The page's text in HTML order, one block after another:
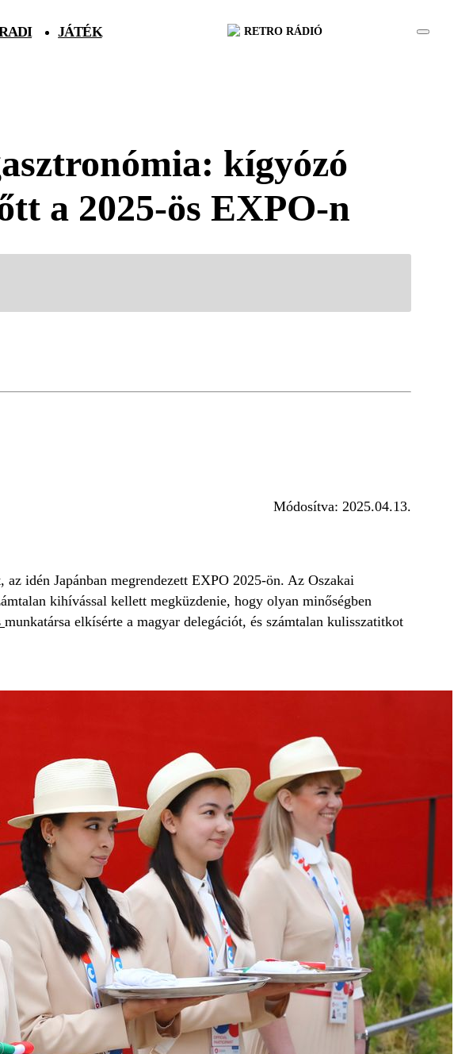
JÁTÉK RETRO RÁDIÓ
kígyózó
a 2025-ös EXPO-n
Módosítva: 2025.04.13.
idén Japánban megrendezett EXPO 2025-ön. Az Oszakai
kihívással kellett megküzdenie, hogy olyan minőségben
munkatársa elkísérte a magyar delegációt, és számtalan kulisszatitkot